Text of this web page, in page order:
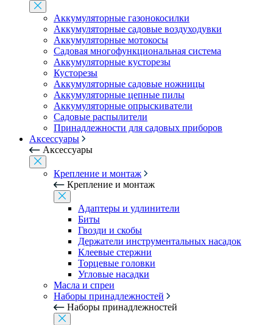
Аккумуляторные газонокосилки
Аккумуляторные садовые воздуходувки
Аккумуляторные мотокосы
Садовая многофункциональная система
Аккумуляторные кусторезы
Кусторезы
Аккумуляторные садовые ножницы
Аккумуляторные цепные пилы
Аккумуляторные опрыскиватели
Садовые распылители
Принадлежности для садовых приборов
Аксессуары
Аксессуары
Крепление и монтаж
Крепление и монтаж
Адаптеры и удлинители
Биты
Гвозди и скобы
Держатели инструментальных насадок
Клеевые стержни
Торцевые головки
Угловые насадки
Масла и спреи
Наборы принадлежностей
Наборы принадлежностей